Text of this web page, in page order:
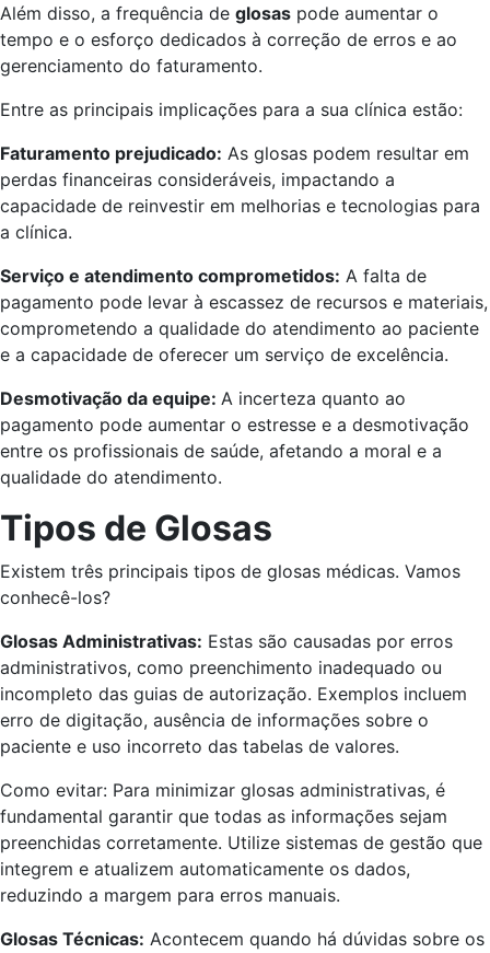
Além disso, a frequência de glosas pode aumentar o
tempo e o esforço dedicados à correção de erros e ao
gerenciamento do faturamento.
Entre as principais implicações para a sua clínica estão:
Faturamento prejudicado: As glosas podem resultar em
perdas financeiras consideráveis, impactando a
capacidade de reinvestir em melhorias e tecnologias para
a clínica.
Serviço e atendimento comprometidos: A falta de
pagamento pode levar à escassez de recursos e materiais,
comprometendo a qualidade do atendimento ao paciente
e a capacidade de oferecer um serviço de excelência.
Desmotivação da equipe: A incerteza quanto ao
pagamento pode aumentar o estresse e a desmotivação
entre os profissionais de saúde, afetando a moral e a
qualidade do atendimento.
Tipos de Glosas
Existem três principais tipos de glosas médicas. Vamos
conhecê-los?
Glosas Administrativas: Estas são causadas por erros
administrativos, como preenchimento inadequado ou
incompleto das guias de autorização. Exemplos incluem
erro de digitação, ausência de informações sobre o
paciente e uso incorreto das tabelas de valores.
Como evitar: Para minimizar glosas administrativas, é
fundamental garantir que todas as informações sejam
preenchidas corretamente. Utilize sistemas de gestão que
integrem e atualizem automaticamente os dados,
reduzindo a margem para erros manuais.
Glosas Técnicas: Acontecem quando há dúvidas sobre os